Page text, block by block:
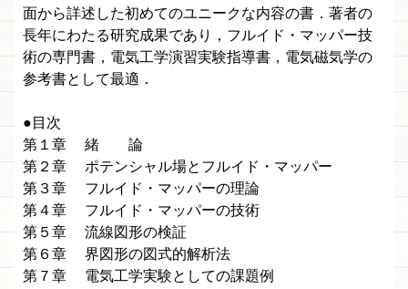
面から詳述した初めてのユニークな内容の書．著者の
長年にわたる研究成果であり，フルイド・マッパー技
術の専門書，電気工学演習実験指導書，電気磁気学の
参考書として最適．
●目次
第１章 緒 論
第２章 ポテンシャル場とフルイド・マッパー
第３章 フルイド・マッパーの理論
第４章 フルイド・マッパーの技術
第５章 流線図形の検証
第６章 界図形の図式的解析法
第７章 電気工学実験としての課題例